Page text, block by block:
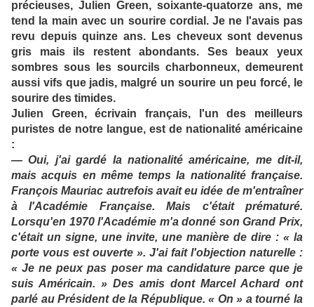
précieuses, Julien Green, soixante-quatorze ans, me
tend la main avec un sourire cordial. Je ne l'avais pas
revu depuis quinze ans. Les cheveux sont devenus
gris mais ils restent abondants. Ses beaux yeux
sombres sous les sourcils charbonneux, demeurent
aussi vifs que jadis, malgré un sourire un peu forcé, le
sourire des timides.
Julien Green, écrivain français, l'un des meilleurs
puristes de notre langue, est de nationalité américaine
:
— Oui, j'ai gardé la nationalité américaine, me dit-il,
mais acquis en même temps la nationalité française.
François Mauriac autrefois avait eu idée de m'entraîner
à l'Académie Française. Mais c'était prématuré.
Lorsqu'en 1970 l'Académie m'a donné son Grand Prix,
c'était un signe, une invite, une manière de dire : « la
porte vous est ouverte ». J'ai fait l'objection naturelle :
« Je ne peux pas poser ma candidature parce que je
suis Américain. » Des amis dont Marcel Achard ont
parlé au Président de la République. « On » a tourné la